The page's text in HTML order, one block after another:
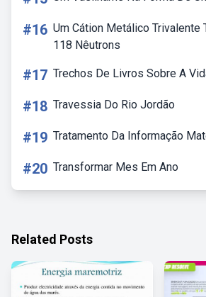
#16 Um Cátion Metálico Trivalente
118 Nêutrons
#17 Trechos De Livros Sobre A
#18 Travessia Do Rio Jordão
#19 Tratamento Da Informação
#20 Transformar Mes Em Ano
Related Posts